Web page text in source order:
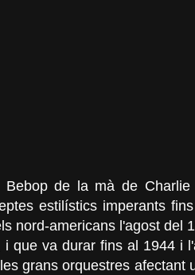
Bebop de la mà de Charlie
estilístics imperants
nord-americans l'agost del
que va durar fins al 1944 i
grans orquestres afectant